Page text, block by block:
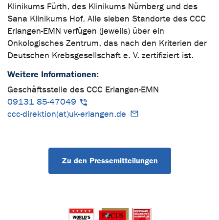
Klinikums Fürth, des Klinikums Nürnberg und des
Sana Klinikums Hof. Alle sieben Standorte des CCC
Erlangen-EMN verfügen (jeweils) über ein
Onkologisches Zentrum, das nach den Kriterien der
Deutschen Krebsgesellschaft e. V. zertifiziert ist.
Weitere Informationen:
Geschäftsstelle des CCC Erlangen-EMN
09131 85-47049
ccc-direktion(at)uk-erlangen.de
Zu den Pressemitteilungen